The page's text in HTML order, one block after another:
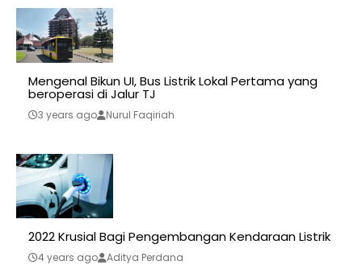
Mengenal Bikun UI, Bus Listrik Lokal Pertama yang
beroperasi di Jalur TJ
3 years ago Nurul Faqiriah
2022 Krusial Bagi Pengembangan Kendaraan Listrik
4 years ago Aditya Perdana